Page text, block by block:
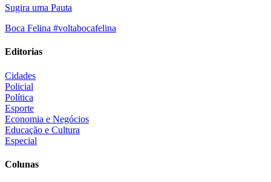
Sugira uma Pauta
Boca Felina #voltabocafelina
Editorias
Cidades
Policial
Política
Esporte
Economia e Negócios
Educação e Cultura
Especial
Colunas